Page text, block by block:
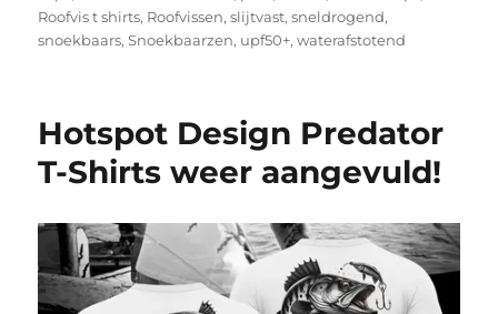
Roofvis t shirts, Roofvissen,slijtvast,sneldrogend,
snoekbaars,Snoekbaarzen, upf50+,waterafstotend
Hotspot Design Predator
T-Shirts weer aangevuld!